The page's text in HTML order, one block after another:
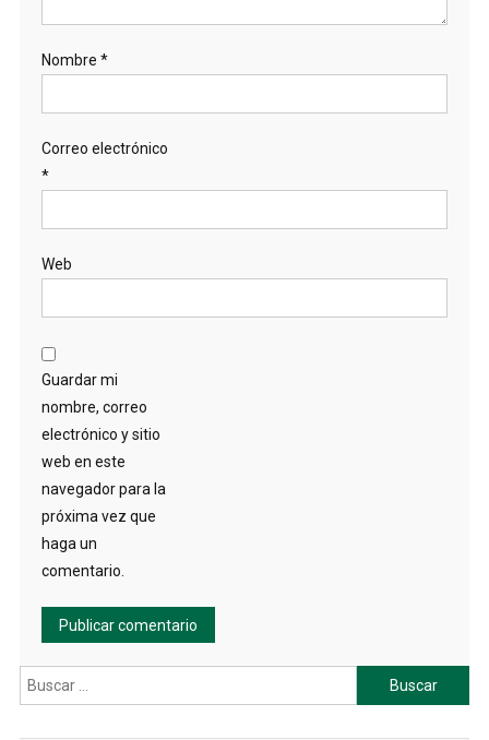
Nombre *
Correo electrónico
*
Web
Guardar mi
nombre, correo
electrónico y sitio
web en este
navegador para la
próxima vez que
haga un
comentario.
Buscar: